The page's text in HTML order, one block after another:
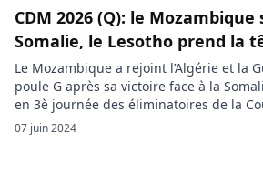
CDM 2026 (Q): le Mozambique
Somalie, le Lesotho prend la
Le Mozambique a rejoint l’Algérie et la
poule G après sa victoire face à la
en 3è journée des éliminatoires de la
Dans la poule C, le Lesotho a pris la tête
sa victoire face au Zimbabwe (2-0). La […]
07 juin 2024